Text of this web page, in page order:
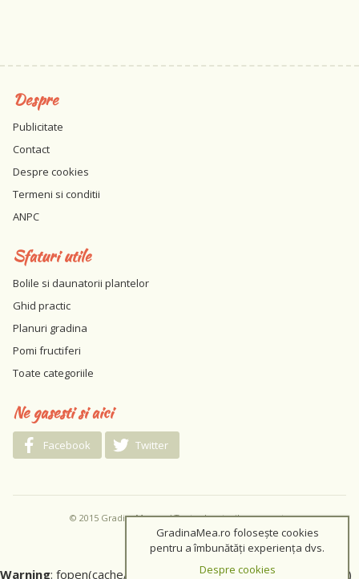
Despre
Publicitate
Contact
Despre cookies
Termeni si conditii
ANPC
Sfaturi utile
Bolile si daunatorii plantelor
Ghid practic
Planuri gradina
Pomi fructiferi
Toate categoriile
Ne gasesti si aici
Facebook Twitter
© 2015 GradinaMea.ro / Toate drepturile rezervate
Warning: fopen(cache/5cb649a36581550d4023fe6ba48c80fd)
GradinaMea.ro folosește cookies
pentru a îmbunătăți experiența dvs.
Despre cookies